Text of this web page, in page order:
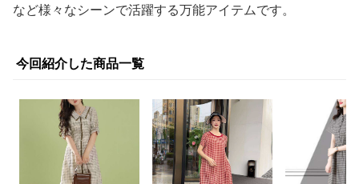
など様々なシーンで活躍する万能アイテムです。
今回紹介した商品一覧